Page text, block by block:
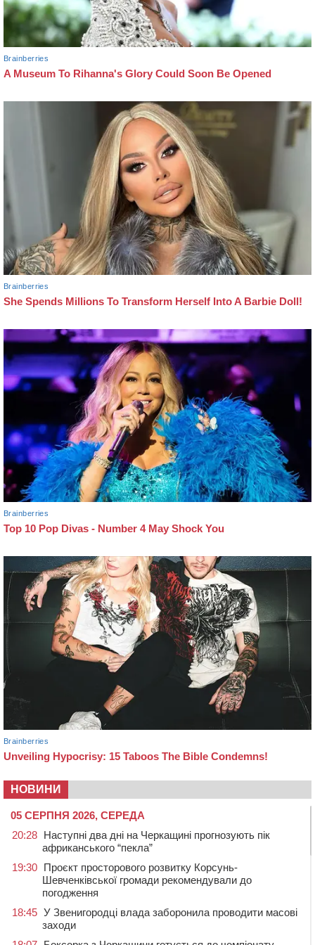
НОВИНИ
05 СЕРПНЯ 2026, СЕРЕДА
20:28 Наступні два дні на Черкащині прогнозують пік
африканського “пекла”
19:30 Проєкт просторового розвитку Корсунь-
Шевченківської громади рекомендували до
погодження
18:45 У Звенигородці влада заборонила проводити масові
заходи